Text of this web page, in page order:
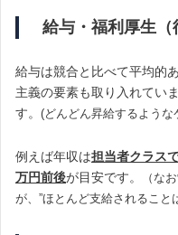
給与・福利厚生（
給与は競合と比べて平均的
主義の要素も取り入れてい
す。 (どんどん昇給するよう
例えば年収は担当者クラス
万円前後が目安です。
（な
が、”ほとんど支給されること